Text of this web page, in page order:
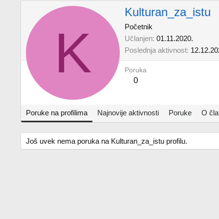
K
Kulturan_za_istu
Početnik
Učlanjen 01.11.2020.
Poslednja aktivnost
Poruka
0
Poruke na profilima Najnovije aktivnosti Poruke O
Još uvek nema poruka na Kulturan_za_istu profilu.